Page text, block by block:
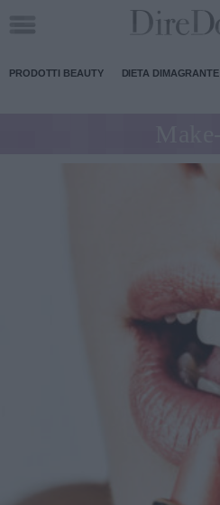
PRODOTTI BEAUTY DIETA DIMAGRANTE